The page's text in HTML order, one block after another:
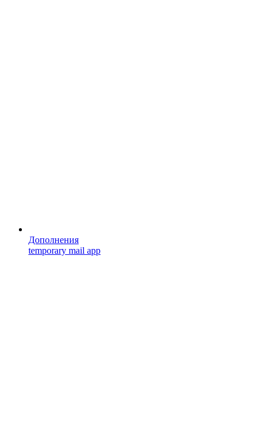
Дополнения
temporary mail app